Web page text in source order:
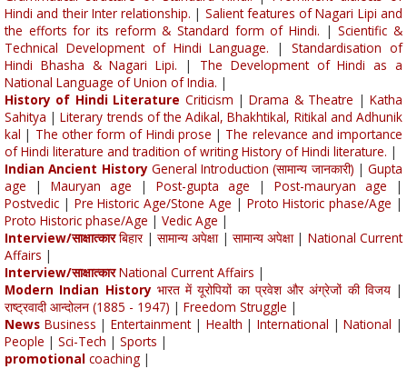
Hindi and their Inter relationship. | Salient features of Nagari Lipi and
the efforts for its reform & Standard form of Hindi. |Scientific &
Technical Development of Hindi Language. |Standardisation of
Hindi Bhasha & Nagari Lipi. | The Development of Hindi as a
National Language of Union of India. |
History of Hindi Literature Criticism |Drama & Theatre |Katha
Sahitya |Literary trends of the Adikal, Bhakhtikal, Ritikal and Adhunik
kal | The other form of Hindi prose | The relevance and importance
of Hindi literature and tradition of writing History of Hindi literature. |
Indian Ancient History General Introduction (सामान्य जानकारी) | Gupta
age | Mauryan age | Post-gupta age | Post-mauryan age |
Postvedic | Pre Historic Age/Stone Age | Proto Historic phase/Age |
Proto Historic phase/Age | Vedic Age |
Interview/साक्षात्कार बिहार | सामान्य अपेक्षा | सामान्य अपेक्षा | National Current
Affairs |
Interview/साक्षात्कार National Current Affairs |
Modern Indian History भारत में यूरोपियों का प्रवेश और अंग्रेजों की विजय|
राष्ट्रवादी आन्दोलन (1885 - 1947) | Freedom Struggle |
News Business |Entertainment| Health | International |National |
People | Sci-Tech | Sports |
promotional coaching |